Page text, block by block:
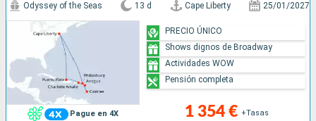
Pague en 4X
Odyssey of the Seas 13 d Cape Liberty 25/01/2027
1 354 € +Tasas
PRECIO ÚNICO
Shows dignos de Broadway
Actividades WOW
Pensión completa